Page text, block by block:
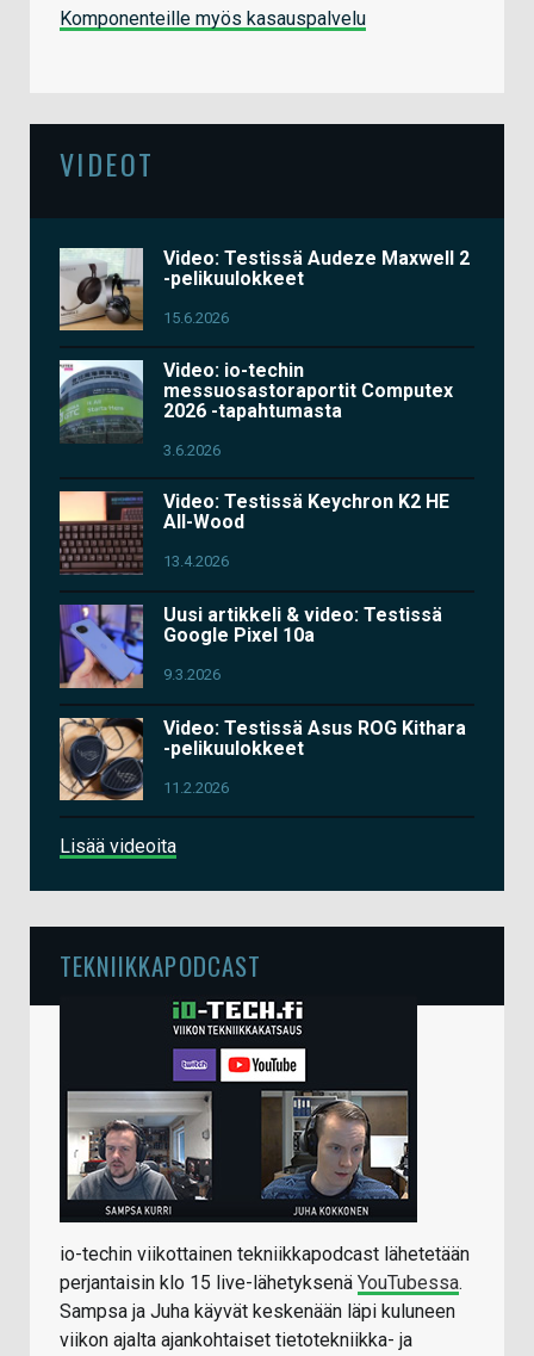
Komponenteille myös kasauspalvelu
VIDEOT
Video: Testissä Audeze Maxwell 2
-pelikuulokkeet
15.6.2026
Video: io-techin
messuosastoraportit Computex
2026 -tapahtumasta
3.6.2026
Video: Testissä Keychron K2 HE
All-Wood
13.4.2026
Uusi artikkeli & video: Testissä
Google Pixel 10a
9.3.2026
Video: Testissä Asus ROG Kithara
-pelikuulokkeet
11.2.2026
Lisää videoita
TEKNIIKKAPODCAST
io-techin viikottainen tekniikkapodcast lähetetään
perjantaisin klo 15 live-lähetyksenä YouTubessa.
Sampsa ja Juha käyvät keskenään läpi kuluneen
viikon ajalta ajankohtaiset tietotekniikka- ja